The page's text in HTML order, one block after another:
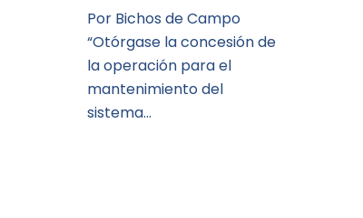
Por Bichos de Campo
“Otórgase la concesión de
la operación para el
mantenimiento del
sistema…